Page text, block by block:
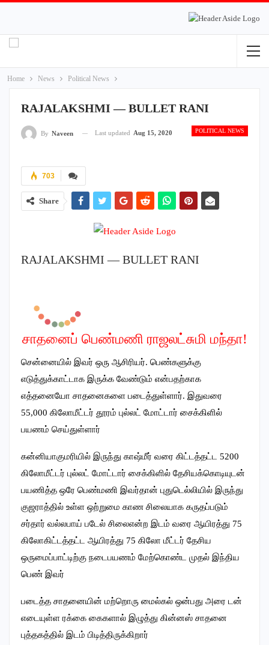
Home News Political News
RAJALAKSHMI — BULLET RANI
POLITICAL NEWS
By Naveen Last updated Aug 15, 2020
703
Share
RAJALAKSHMI — BULLET RANI
சாதனைப் பெண்மணி ராஜலட்சுமி மந்தா!
சென்னையில் இவர் ஒரு ஆசிரியர். பெண்களுக்கு
எடுத்துக்காட்டாக இருக்க வேண்டும் என்பதற்காக
எத்தனையோ சாதனைகளை படைத்துள்ளார். இதுவரை
55,000 கிலோமீட்டர் தூரம் புல்லட் மோட்டார் சைக்கிளில்
பயணம் செய்துள்ளார்
கன்னியாகுமரியில் இருந்து காஷ்மீர் வரை கிட்டத்தட்ட 5200
கிலோமீட்டர் புல்லட் மோட்டார் சைக்கிளில் தேசியக்கொடியுடன்
பயணித்த ஒரே பெண்மணி இவர்தான் புதுடெல்லியில் இருந்து
குஜராத்தில் உள்ள ஒற்றுமை காண சிலையாக கருதப்படும்
சர்தார் வல்லபாய் படேல் சிலைஎன்ற இடம் வரை ஆயிரத்து 75
கிலோகிட்டத்தட்ட ஆயிரத்து 75 கிலோ மீட்டர் தேசிய
ஒருமைப்பாட்டிற்கு நடைபயணம் மேற்கொண்ட முதல் இந்திய
பெண் இவர்
படைத்த சாதனையின் மற்றொரு மைல்கல் ஒன்பது அரை டன்
எடையுள்ள ரக்கை கைகளால் இழுத்து கின்னஸ் சாதனை
புத்தகத்தில் இடம் பிடித்திருக்கிறார்